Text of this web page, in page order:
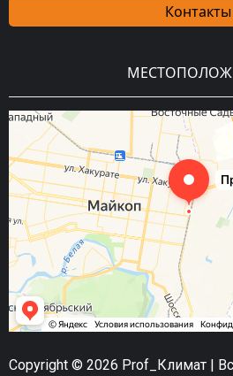
Контакты
Copyright © 2026 Prof_Климат |